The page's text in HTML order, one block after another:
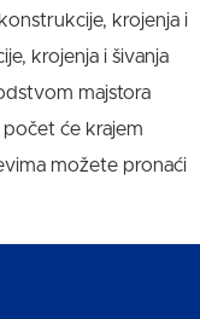
krojenja i
krojenja i šivanja
majstora
počet će krajem
možete pronaći